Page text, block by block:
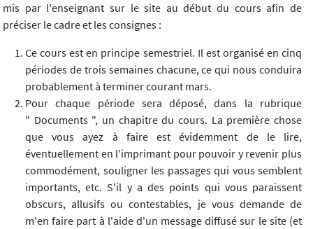
mis par l'enseignant sur le site au début du cours afin de
préciser le cadre et les consignes :
Ce cours est en principe semestriel. Il est organisé en cinq
périodes de trois semaines chacune, ce qui nous conduira
probablement à terminer courant mars.
Pour chaque période sera déposé, dans la rubrique
" Documents ", un chapitre du cours. La première chose
que vous ayez à faire est évidemment de le lire,
éventuellement en l'imprimant pour pouvoir y revenir plus
commodément, souligner les passages qui vous semblent
importants, etc. S'il y a des points qui vous paraissent
obscurs, allusifs ou contestables, je vous demande de
m'en faire part à l'aide d'un message diffusé sur le site (et